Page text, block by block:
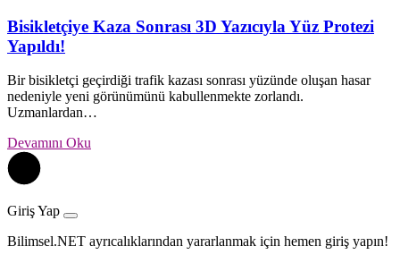
Bisikletçiye Kaza Sonrası 3D Yazıcıyla Yüz Protezi
Yapıldı!
Bir bisikletçi geçirdiği trafik kazası sonrası yüzünde oluşan hasar
nedeniyle yeni görünümünü kabullenmekte zorlandı.
Uzmanlardan…
Devamını Oku
Giriş Yap
Bilimsel.NET ayrıcalıklarından yararlanmak için hemen giriş yapın!